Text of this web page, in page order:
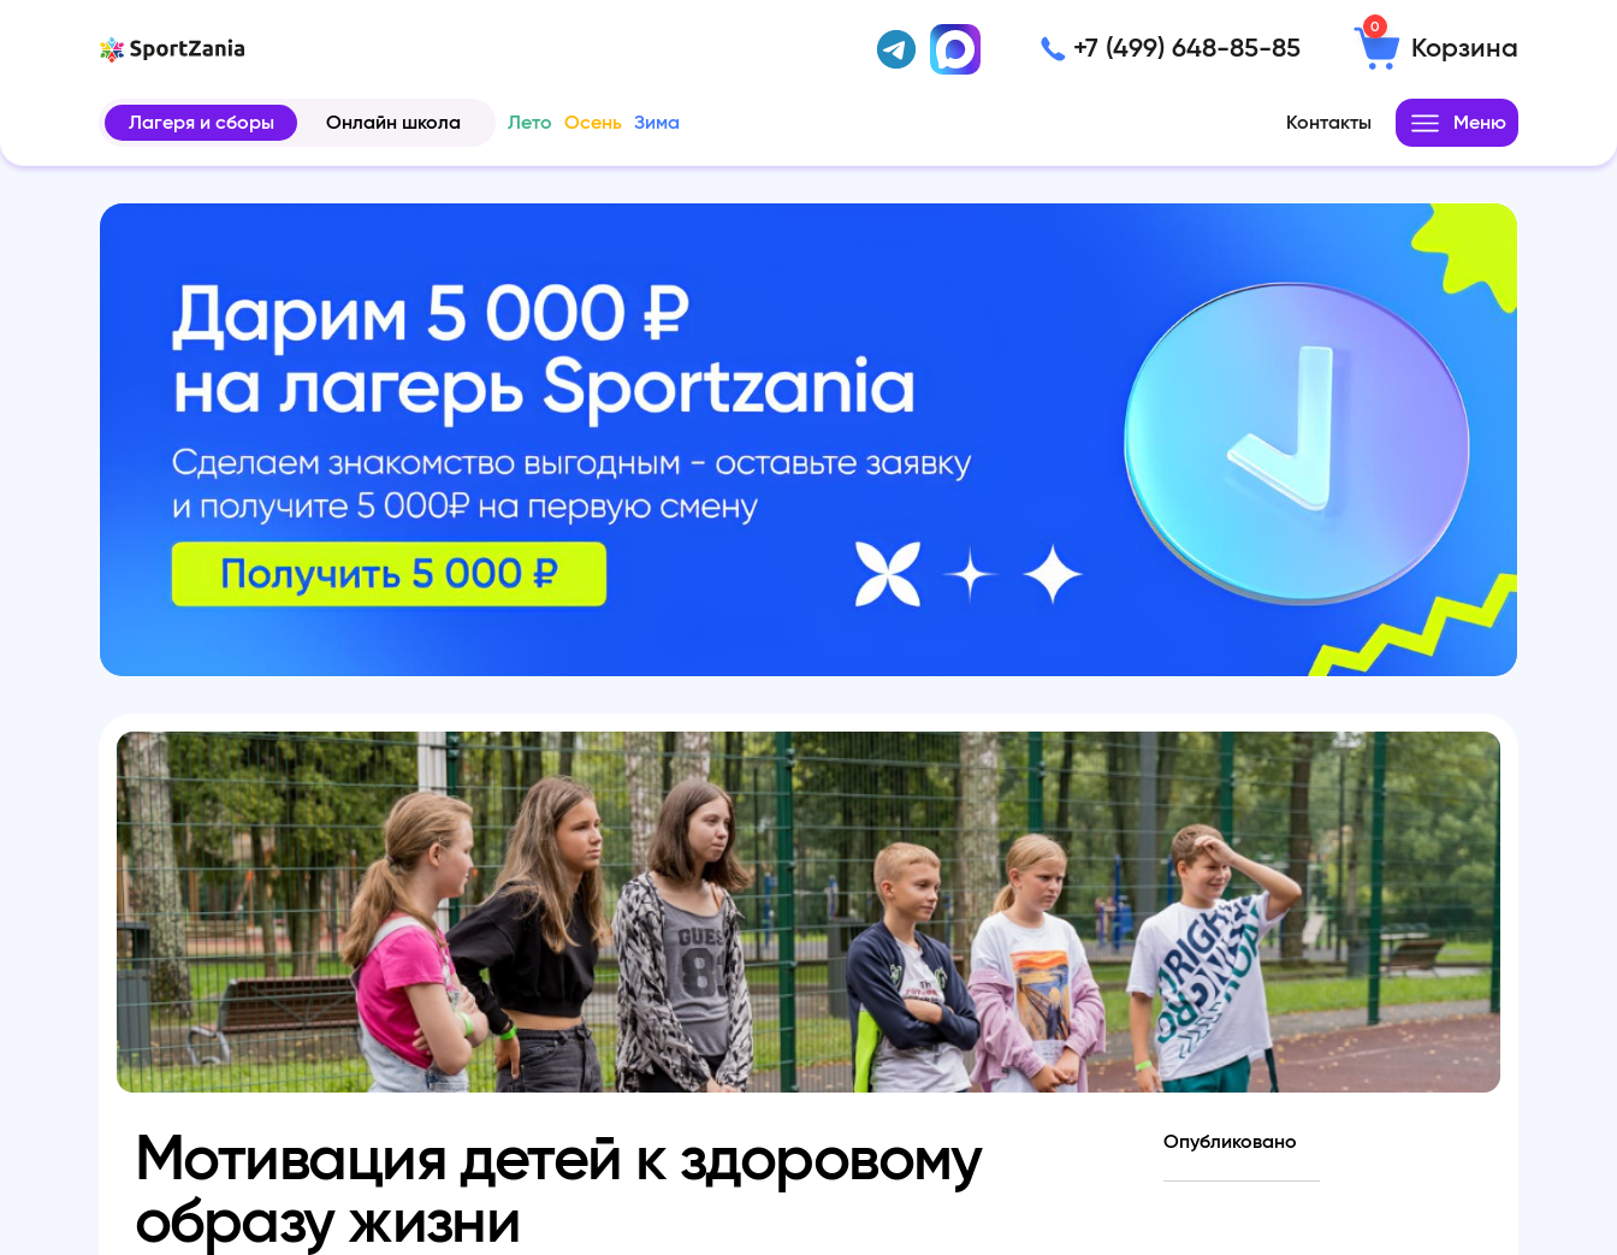
+7 (499) 648-85-85
0
Корзина
Контакты Меню
Лагеря и сборы Онлайн школа Лето Осень Зима
Мотивация детей к здоровому
образу жизни
Опубликовано